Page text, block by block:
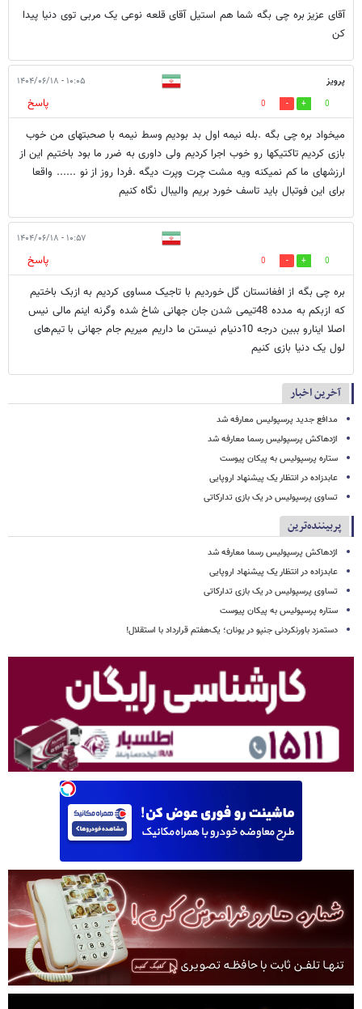
آقای عزیز بره چی بگه شما هم استیل آقای قلعه نوعی یک مربی توی دنیا پیدا
کن
پرویز ۱۰:۰۵ - ۱۴۰۴/۰۶/۱۸
0
0
پاسخ
میخواد بره چی بگه .بله نیمه اول بد بودیم وسط نیمه با صحبتهای من خوب
بازی کردیم تاکتیکها رو خوب اجرا کردیم ولی داوری به ضرر ما بود باختیم این از
ارزشهای ما کم نمیکنه ویه مشت چرت وپرت دیگه .فردا روز از نو ...... واقعا
برای این فوتبال باید تاسف خورد بریم والیبال نگاه کنیم
۱۰:۵۷ - ۱۴۰۴/۰۶/۱۸
0
0
پاسخ
بره چی بگه از افغانستان گل خوردیم با تاجیک مساوی کردیم به ازبک باختیم
که ازبکم به مدده 48تیمی شدن جان جهانی شاخ شده وگرنه اینم مالی نیس
اصلا اینارو ببین درجه 10دنیام نیستن ما داریم میریم جام جهانی با تیم‌های
لول یک دنیا بازی کنیم
آخرین اخبار
مدافع جدید پرسپولیس معارفه شد
اژدهاکش پرسپولیس رسما معارفه شد
ستاره پرسپولیس به پیکان پیوست
عابدزاده در انتظار یک پیشنهاد اروپایی
تساوی پرسپولیس در یک بازی تدارکاتی
پربیننده‌ترین
اژدهاکش پرسپولیس رسما معارفه شد
عابدزاده در انتظار یک پیشنهاد اروپایی
تساوی پرسپولیس در یک بازی تدارکاتی
ستاره پرسپولیس به پیکان پیوست
دستمزد باورنکردنی جنپو در یونان؛ یک‌هفتم قرارداد با استقلال!